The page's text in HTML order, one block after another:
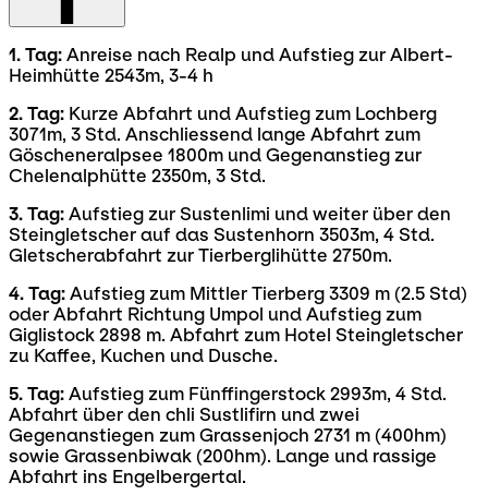
1. Tag: Anreise nach Realp und Aufstieg zur Albert-
Heimhütte 2543m, 3-4 h
2. Tag: Kurze Abfahrt und Aufstieg zum Lochberg
3071m, 3 Std. Anschliessend lange Abfahrt zum
Göscheneralpsee 1800m und Gegenanstieg zur
Chelenalphütte 2350m, 3 Std.
3. Tag: Aufstieg zur Sustenlimi und weiter über den
Steingletscher auf das Sustenhorn 3503m, 4 Std.
Gletscherabfahrt zur Tierberglihütte 2750m.
4. Tag: Aufstieg zum Mittler Tierberg 3309 m (2.5 Std)
oder Abfahrt Richtung Umpol und Aufstieg zum
Giglistock 2898 m. Abfahrt zum Hotel Steingletscher
zu Kaffee, Kuchen und Dusche.
5. Tag: Aufstieg zum Fünffingerstock 2993m, 4 Std.
Abfahrt über den chli Sustlifirn und zwei
Gegenanstiegen zum Grassenjoch 2731 m (400hm)
sowie Grassenbiwak (200hm). Lange und rassige
Abfahrt ins Engelbergertal.